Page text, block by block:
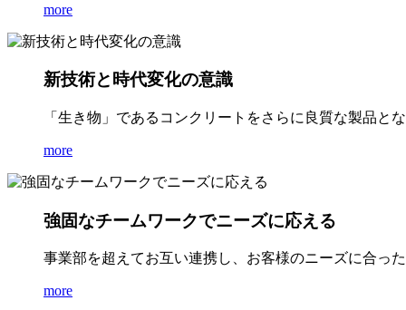
more
新技術と時代変化の意識
「生き物」であるコンクリートをさらに良質な製品と
more
強固なチームワークでニーズに応える
事業部を超えてお互い連携し、お客様のニーズに合っ
more